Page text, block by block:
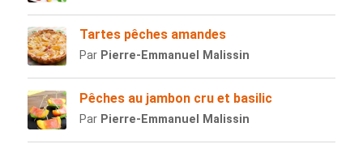
Tartes pêches amandes
Par Pierre-Emmanuel Malissin
Pêches au jambon cru et basilic
Par Pierre-Emmanuel Malissin